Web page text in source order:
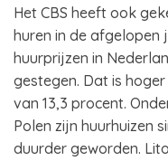
Het CBS heeft ook
huren in de
huurprijzen in
gestegen. Dat is
van 13,3 procent.
Polen zijn huurhuizen
duurder geworden.